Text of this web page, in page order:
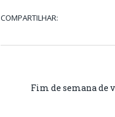
COMPARTILHAR:
Fim de semana de